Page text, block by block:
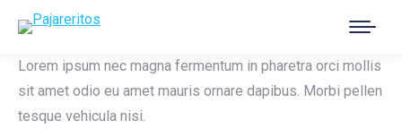
Lorem ipsum nec magna fermentum in pharetra orci mollis
sit amet odio eu amet mauris ornare dapibus. Morbi pellen
tesque vehicula nisi.